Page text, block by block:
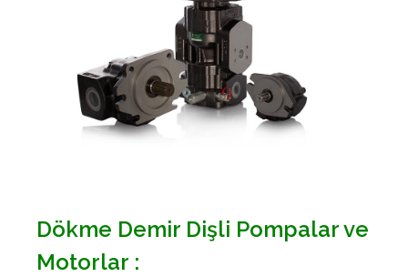
Dökme Demir Dişli Pompalar ve
Motorlar :